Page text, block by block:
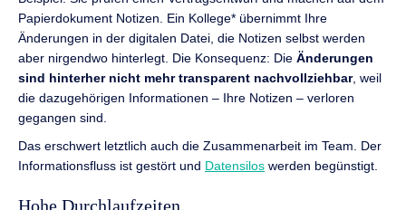
Papierdokument Notizen. Ein Kollege* übernimmt Ihre
Änderungen in der digitalen Datei, die Notizen selbst werden
aber nirgendwo hinterlegt. Die Konsequenz: Die Änderungen
sind hinterher nicht mehr transparent nachvollziehbar, weil
die dazugehörigen Informationen – Ihre Notizen – verloren
gegangen sind.
Das erschwert letztlich auch die Zusammenarbeit im Team. Der
Informationsfluss ist gestört und Datensilos werden begünstigt.